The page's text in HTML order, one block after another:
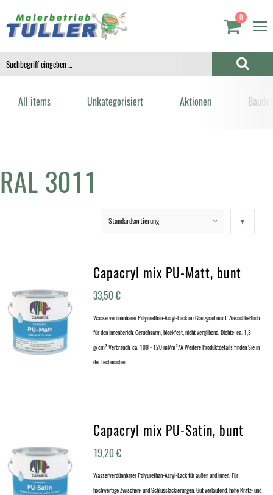
0
All items Unkategorisiert Aktionen
RAL 3011
Capacryl mix PU-Matt, bunt
33,50€
Wasserverdünnbarer Polyurethan-Acryl-Lack im Glanzgrad matt. Ausschließlich
für den Innenberich. Geruchsarm, blockfest, nicht vergilbend. Dichte: ca. 1,3
g/cm³ Verbrauch: ca. 100 - 120 ml/m²/A Weitere Produktdetails finden Sie in
der technischen…
Capacryl mix PU-Satin, bunt
19,20€
Wasserverdünnbarer Polyurethan-Acryl-Lack für außen und innen. Für
hochwertige Zwischen- und Schlusslackierungen. Gut verlaufend, hohe Kratz- und